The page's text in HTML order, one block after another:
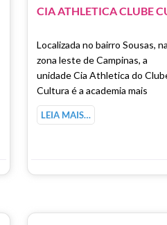
Localizada no bairro Sousas, na
zona leste de Campinas, a
unidade Cia Athletica do
Cultura é a academia mais
LEIA MAIS…